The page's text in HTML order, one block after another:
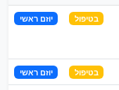
בטיפול יוזם ראשי
בטיפול יוזם ראשי